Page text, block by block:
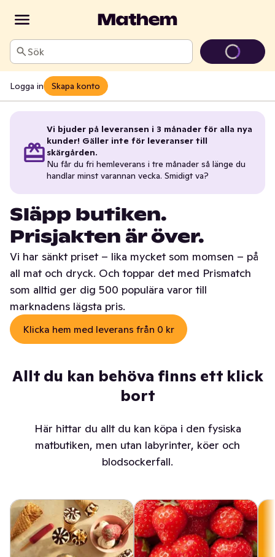
Sök
Logga in Skapa konto
Vi bjuder på leveransen i 3 månader för alla nya
kunder! Gäller inte för leveranser till
skärgården.
Nu får du fri hemleverans i tre månader så länge du
handlar minst varannan vecka. Smidigt va?
Släpp butiken.
Prisjakten är över.
Vi har sänkt priset – lika mycket som momsen – på
all mat och dryck. Och toppar det med Prismatch
som alltid ger dig 500 populära varor till
marknadens lägsta pris.
Klicka hem med leverans från 0 kr
Allt du kan behöva finns ett klick
bort
Här hittar du allt du kan köpa i den fysiska
matbutiken, men utan labyrinter, köer och
blodsockerfall.